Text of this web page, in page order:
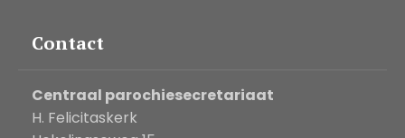
Contact
Centraal parochiesecretariaat
H. Felicitaskerk